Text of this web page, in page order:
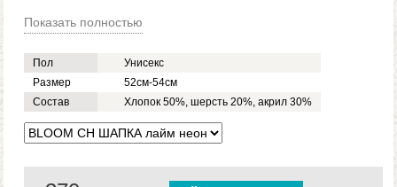
Показать полностью
Пол
Унисекс
Размер
52см-54см
Состав
Хлопок 50%, шерсть 20%, акрил 30%